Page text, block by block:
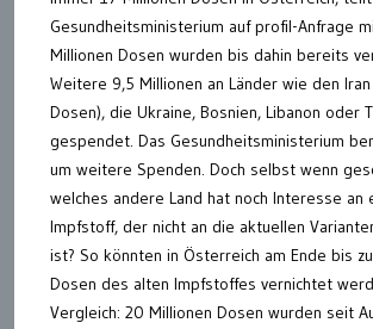
Gesundheitsministerium auf profil-Anfrage
Millionen Dosen wurden bis dahin bereits
Weitere 9,5 Millionen an Länder wie den
Dosen), die Ukraine, Bosnien, Libanon oder
gespendet. Das Gesundheitsministerium
um weitere Spenden. Doch selbst wenn
welches andere Land hat noch Interesse an
Impfstoff, der nicht an die aktuellen
ist? So könnten in Österreich am Ende bis
Dosen des alten Impfstoffes vernichtet
Vergleich: 20 Millionen Dosen wurden seit